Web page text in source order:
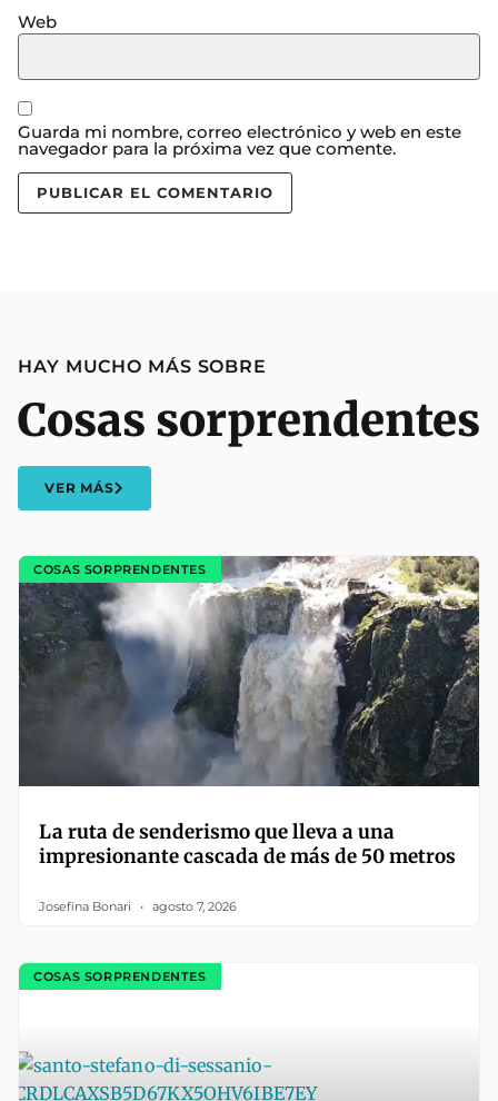
Web
Guarda mi nombre, correo electrónico y web en este
navegador para la próxima vez que comente.
HAY MUCHO MÁS SOBRE
Cosas sorprendentes
VER MÁS
COSAS SORPRENDENTES
La ruta de senderismo que lleva a una
impresionante cascada de más de 50 metros
Josefina Bonari agosto 7, 2026
COSAS SORPRENDENTES